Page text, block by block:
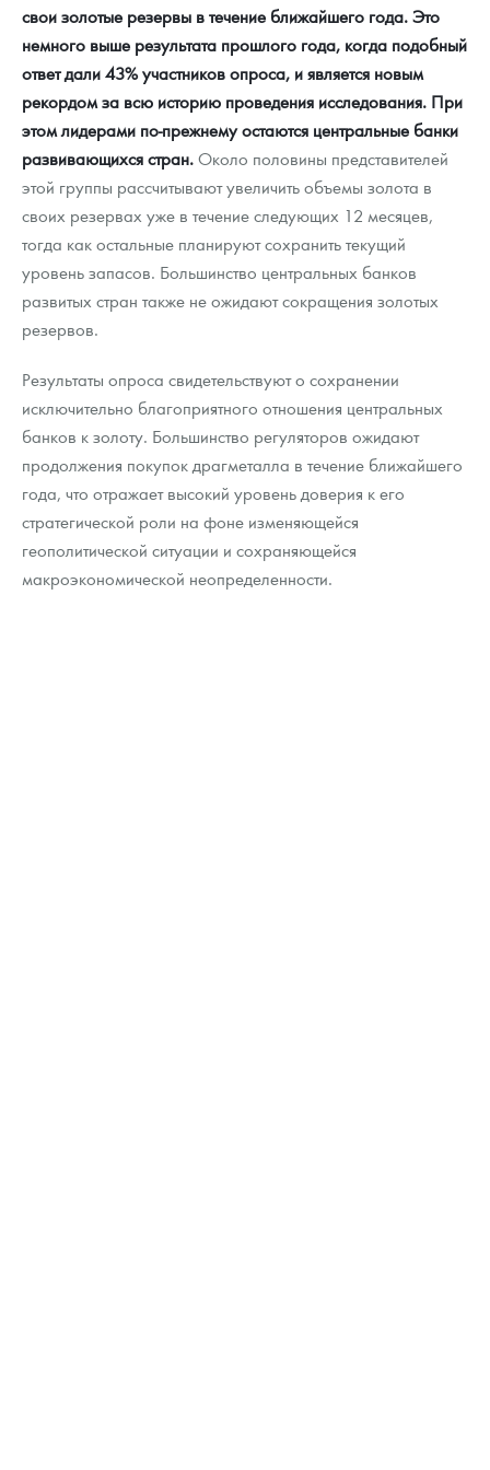
свои золотые резервы в течение ближайшего года. Это
немного выше результата прошлого года, когда подобный
ответ дали 43% участников опроса, и является новым
рекордом за всю историю проведения исследования. При
этом лидерами по-прежнему остаются центральные банки
развивающихся стран.Около половины представителей
этой группы рассчитывают увеличить объемы золота в
своих резервах уже в течение следующих 12 месяцев,
тогда как остальные планируют сохранить текущий
уровень запасов. Большинство центральных банков
развитых стран также не ожидают сокращения золотых
резервов.
Результаты опроса свидетельствуют о сохранении
исключительно благоприятного отношения центральных
банков к золоту. Большинство регуляторов ожидают
продолжения покупок драгметалла в течение ближайшего
года, что отражает высокий уровень доверия к его
стратегической роли на фоне изменяющейся
геополитической ситуации и сохраняющейся
макроэкономической неопределенности.